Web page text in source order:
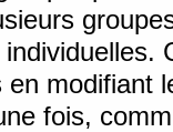
en modifiant
fois,